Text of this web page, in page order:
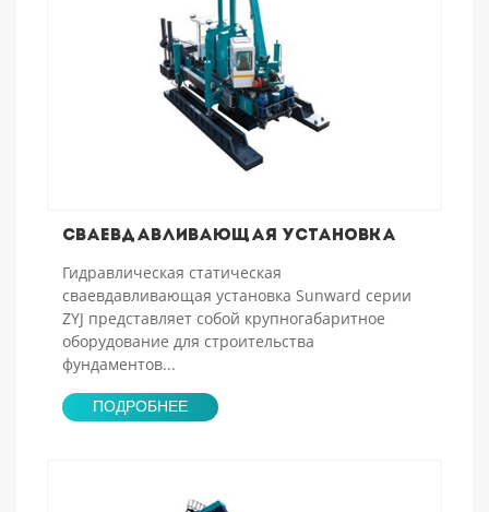
Сваевдавливающая установка
Гидравлическая статическая
сваевдавливающая установка Sunward серии
ZYJ представляет собой крупногабаритное
оборудование для строительства
фундаментов...
ПОДРОБНЕЕ